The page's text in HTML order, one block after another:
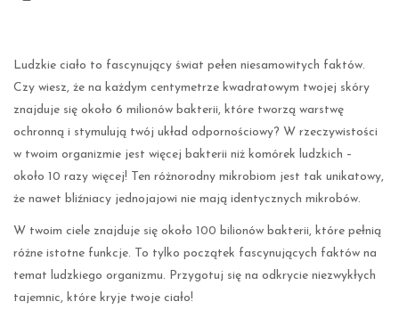
Ludzkie ciało to fascynujący świat pełen niesamowitych faktów.
Czy wiesz, że na każdym centymetrze kwadratowym twojej skóry
znajduje się około 6 milionów bakterii, które tworzą warstwę
ochronną i stymulują twój układ odpornościowy? W rzeczywistości
w twoim organizmie jest więcej bakterii niż komórek ludzkich –
około 10 razy więcej! Ten różnorodny mikrobiom jest tak unikatowy,
że nawet bliźniacy jednojajowi nie mają identycznych mikrobów.
W twoim ciele znajduje się około 100 bilionów bakterii, które pełnią
różne istotne funkcje. To tylko początek fascynujących faktów na
temat ludzkiego organizmu. Przygotuj się na odkrycie niezwykłych
tajemnic, które kryje twoje ciało!